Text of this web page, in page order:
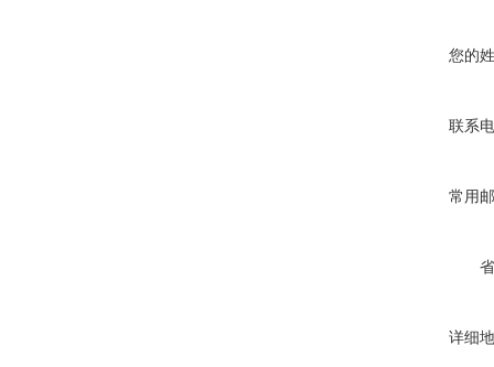
您的
联系
常用
详细